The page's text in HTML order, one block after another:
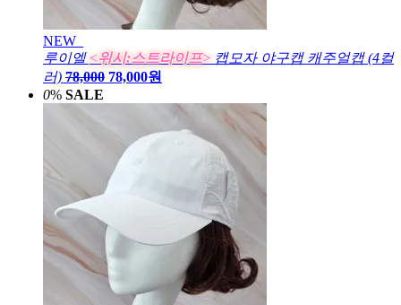
NEW
루이엘 <위시:스트라이프> 캡모자 야구캡 캐주얼캡 (4컬
러) 78,000 78,000원
0% SALE